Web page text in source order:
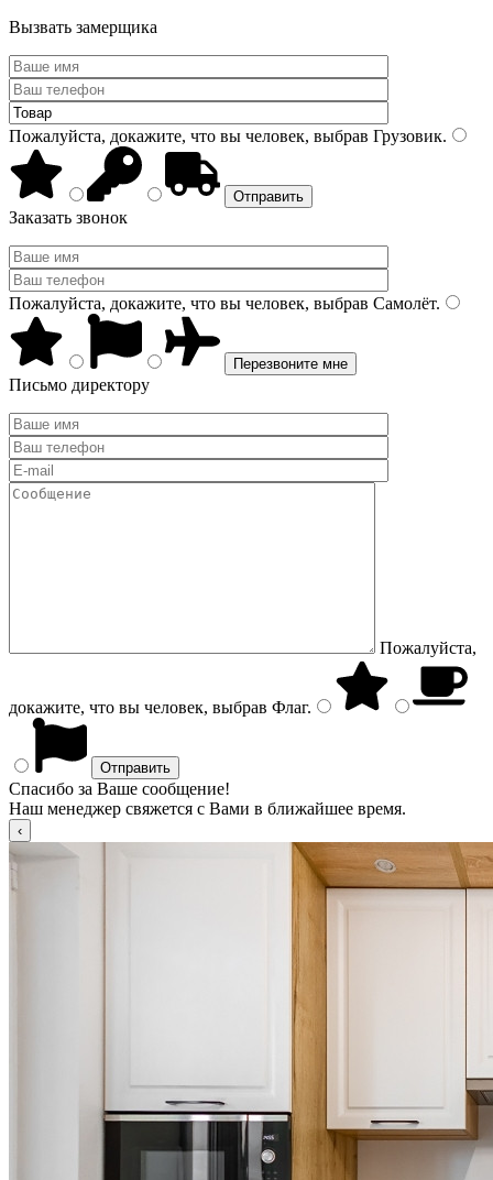
Вызвать замерщика
Пожалуйста, докажите, что вы человек, выбрав Грузовик.
Заказать звонок
Пожалуйста, докажите, что вы человек, выбрав Самолёт.
Письмо директору
Пожалуйста,
докажите, что вы человек, выбрав Флаг.
Спасибо за Ваше сообщение!
Наш менеджер свяжется с Вами в ближайшее время.